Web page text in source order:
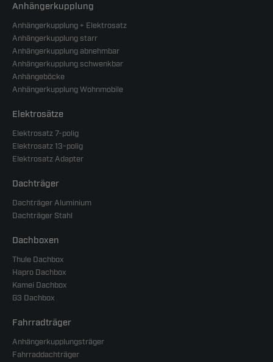
Anhängerkupplung
Anhängerkupplung + Elektrosatz
Anhängerkupplung starr
Anhängerkupplung abnehmbar
Anhängerkupplung schwenkbar
Anhängeböcke
Anhängerkupplung Wohnmobile
Elektrosätze
Elektrosatz 7-polig
Elektrosatz 13-polig
Elektrosatz Adapter
Dachträger
Dachträger Aluminium
Dachträger Stahl
Dachboxen
Thule Dachbox
Hapro Dachbox
Kamei Dachbox
G3 Dachbox
Fahrradträger
Anhängerkupplungsträger
Fahrraddachträger